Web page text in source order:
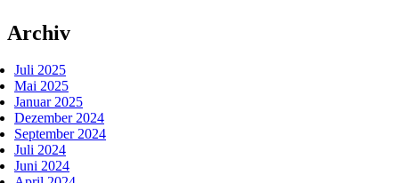
Archiv
Juli 2025
Mai 2025
Januar 2025
Dezember 2024
September 2024
Juli 2024
Juni 2024